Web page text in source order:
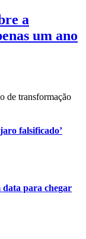
a
um ano
de transformação
falsificado’
data para chegar